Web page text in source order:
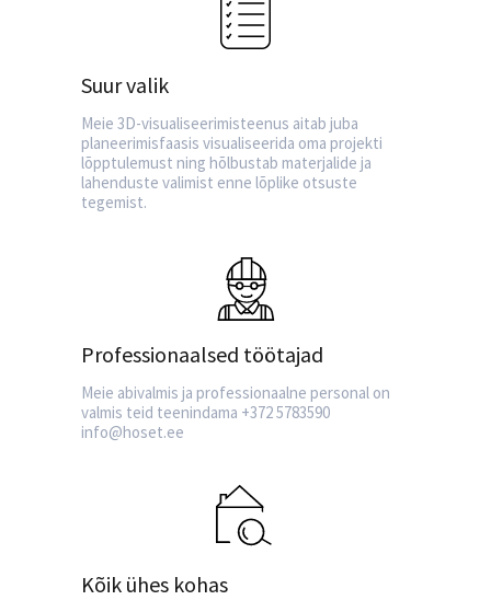
Suur valik
Meie 3D-visualiseerimisteenus aitab juba
planeerimisfaasis visualiseerida oma projekti
lõpptulemust ning hõlbustab materjalide ja
lahenduste valimist enne lõplike otsuste
tegemist.
Professionaalsed töötajad
Meie abivalmis ja professionaalne personal on
valmis teid teenindama +372 5783590
info@hoset.ee
Kõik ühes kohas